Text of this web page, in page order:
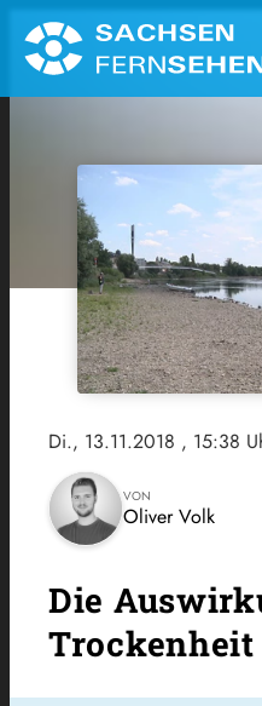
Di., 13.11.2018 , 15:38
VON
Oliver Volk
Die
Trockenheit